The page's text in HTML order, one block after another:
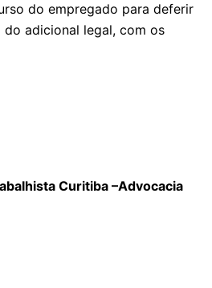
do empregado para deferir
adicional legal, com os
Curitiba –Advocacia